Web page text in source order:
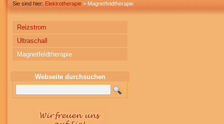
Sie sind hier: Elektrotherapie > Magnetfeldtherapie
Reizstrom
Ultraschall
Magnetfeldtherapie
Webseite durchsuchen